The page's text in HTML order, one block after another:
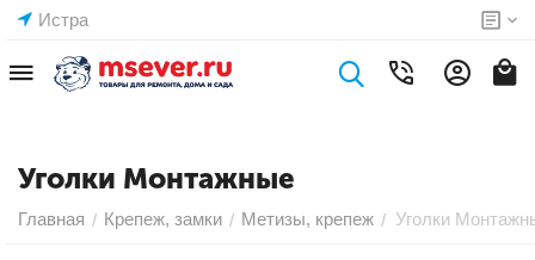
Истра
Уголки Монтажные
Главная / Крепеж, замки / Метизы, крепеж / Уголки